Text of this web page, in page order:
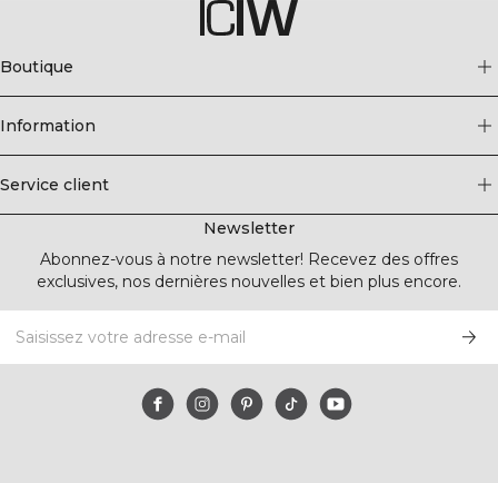
Boutique
Information
Service client
Newsletter
Abonnez-vous à notre newsletter! Recevez des offres
exclusives, nos dernières nouvelles et bien plus encore.